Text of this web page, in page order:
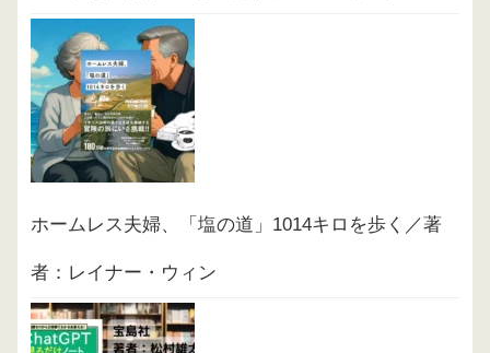
ホームレス夫婦、「塩の道」1014キロを歩く／著
者：レイナー・ウィン